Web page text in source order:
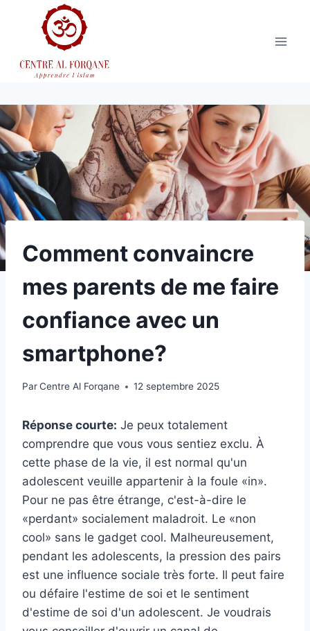
Comment convaincre
mes parents de me faire
confiance avec un
smartphone?
ParCentre Al Forqane 12 septembre 2025
Réponse courte: Je peux totalement
comprendre que vous vous sentiez exclu. À
cette phase de la vie, il est normal qu'un
adolescent veuille appartenir à la foule «in».
Pour ne pas être étrange, c'est-à-dire le
«perdant» socialement maladroit. Le «non
cool» sans le gadget cool. Malheureusement,
pendant les adolescents, la pression des pairs
est une influence sociale très forte. Il peut faire
ou défaire l'estime de soi et le sentiment
d'estime de soi d'un adolescent. Je voudrais